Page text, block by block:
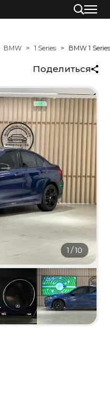
BMW 1 Series BMW 1 Series
Поделиться
1 /10